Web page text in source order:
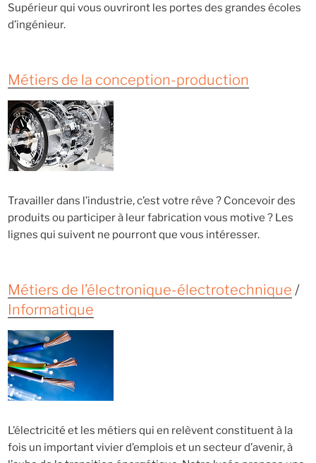
Supérieur qui vous ouvriront les portes des grandes écoles
d’ingénieur.
Métiers de la conception-production
Travailler dans l’industrie, c’est votre rêve ? Concevoir des
produits ou participer à leur fabrication vous motive ? Les
lignes qui suivent ne pourront que vous intéresser.
Métiers de l’électronique-électrotechnique /
Informatique
L’électricité et les métiers qui en relèvent constituent à la
fois un important vivier d’emplois et un secteur d’avenir, à